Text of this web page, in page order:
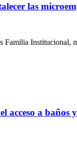
las
Familia Institucional,
a baños